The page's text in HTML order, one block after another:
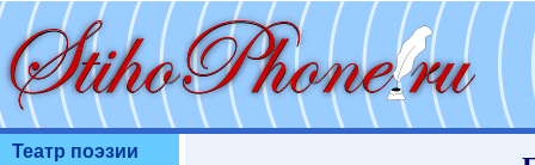
Театр поэзии